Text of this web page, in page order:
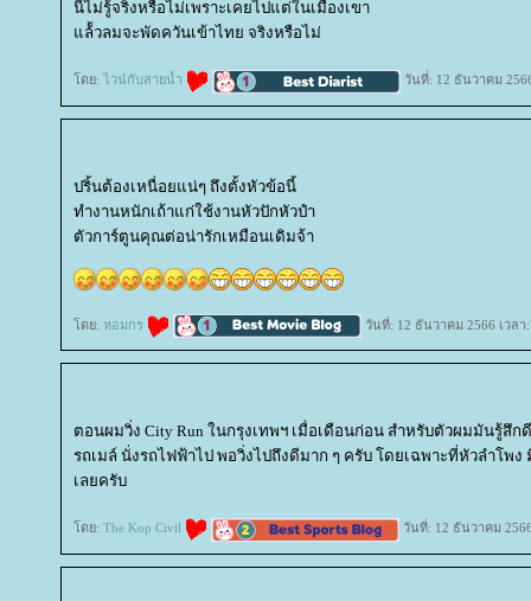
นี่ไม่รู้จริงหรือไม่เพราะเคยไปแต่ในเมืองเขา
ล้้วลมจะพัดควันเข้าไทย จริงหรือไม่
ดย: ไวน์กับสายน้ำ วันที่: 12 ธันวาคม
ปริ้นต้องเหนื่อยแน่ๆ ถึงตั้งหัวข้อนี้
ทำงานหนักเถ้าแก่ใช้งานหัวปักหัวปำ
ตัวการ์ตูนคุณต่อน่ารักเหมือนเดิมจ้า
ดย: หอมกร วันที่: 12 ธันวาคม 2566 เวลา
ตอนผมวิ่ง City Run ในกรุงเทพฯ เมื่อเดือนก่อน สำหรับตัวผมมันรู้สึก
รถเมล์ นั่งรถไฟฟ้าไป พอวิ่งไปถึงดีมาก ๆ ครับ โดยเฉพาะที่หัวลำโพ
เลยครับ
ดย: The Kop Civil วันที่: 12 ธันวาคม